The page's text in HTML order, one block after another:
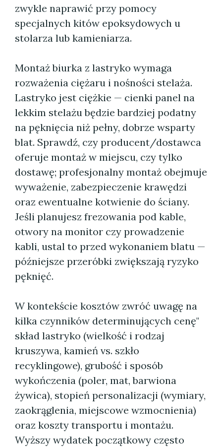
zwykle naprawić przy pomocy
specjalnych kitów epoksydowych u
stolarza lub kamieniarza.
Montaż biurka z lastryko wymaga
rozważenia ciężaru i nośności stelaża.
Lastryko jest ciężkie — cienki panel na
lekkim stelażu będzie bardziej podatny
na pęknięcia niż pełny, dobrze wsparty
blat. Sprawdź, czy producent/dostawca
oferuje montaż w miejscu, czy tylko
dostawę; profesjonalny montaż obejmuje
wyważenie, zabezpieczenie krawędzi
oraz ewentualne kotwienie do ściany.
Jeśli planujesz frezowania pod kable,
otwory na monitor czy prowadzenie
kabli, ustal to przed wykonaniem blatu —
późniejsze przeróbki zwiększają ryzyko
pęknięć.
W kontekście kosztów zwróć uwagę na
kilka czynników determinujących cenę"
skład lastryko (wielkość i rodzaj
kruszywa, kamień vs. szkło
recyklingowe), grubość i sposób
wykończenia (poler, mat, barwiona
żywica), stopień personalizacji (wymiary,
zaokrąglenia, miejscowe wzmocnienia)
oraz koszty transportu i montażu.
Wyższy wydatek początkowy często